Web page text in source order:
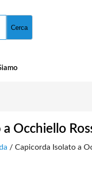
Cerca
Occhiello
/ Capicorda Isolato a